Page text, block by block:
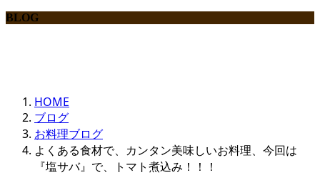
BLOG
HOME
ブログ
お料理ブログ
よくある食材で、カンタン美味しいお料理、今回は
『塩サバ』で、トマト煮込み！！！